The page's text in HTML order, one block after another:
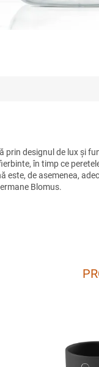
prin designul de lux și
în timp ce
de asemenea,
Blomus.